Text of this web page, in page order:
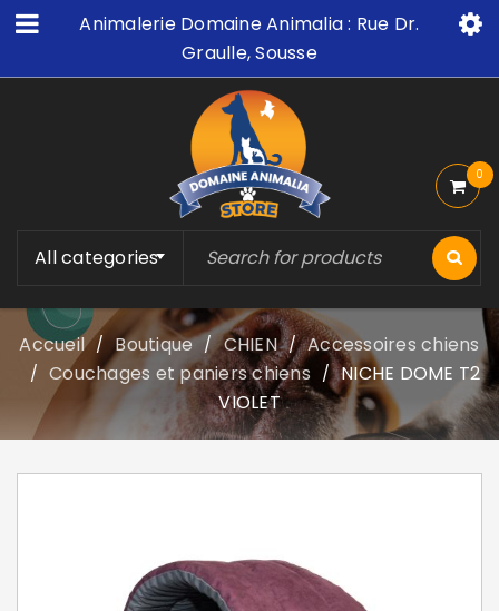
Animalerie Domaine Animalia : Rue Dr.
Graulle, Sousse
All categories
0
Accueil / Boutique / CHIEN / Accessoires chiens
/ Couchages et paniers chiens / NICHE DOME T2
VIOLET